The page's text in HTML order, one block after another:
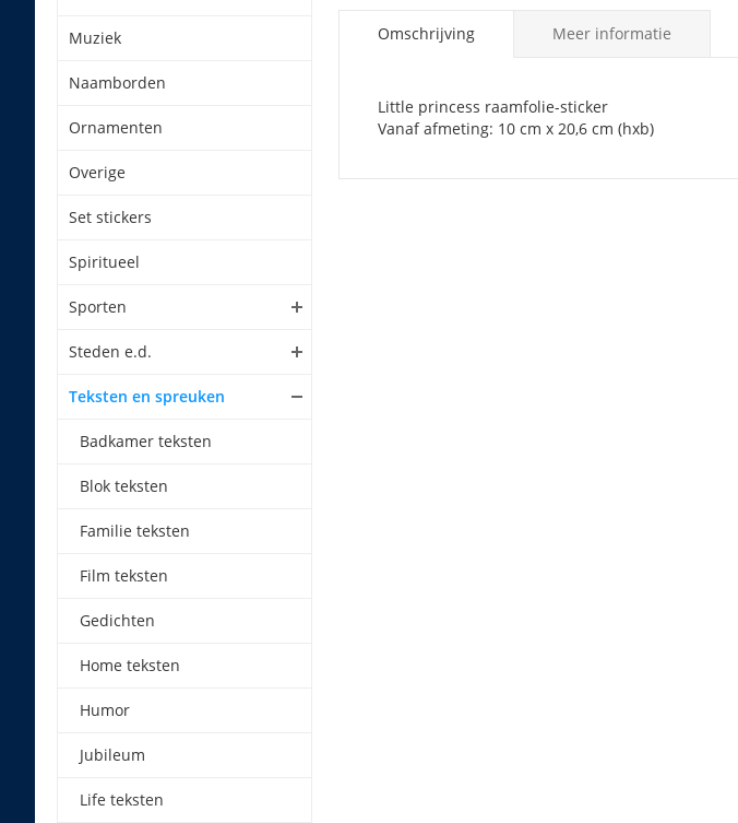
Omschrijving
Little princess raamfolie-sticker
Vanaf afmeting: 10 cm x 20,6 cm (hxb)
Meer informatie
Muziek
Naamborden
Ornamenten
Overige
Set stickers
Spiritueel
Sporten
Steden e.d.
Teksten en spreuken
Badkamer teksten
Blok teksten
Familie teksten
Film teksten
Gedichten
Home teksten
Humor
Jubileum
Life teksten